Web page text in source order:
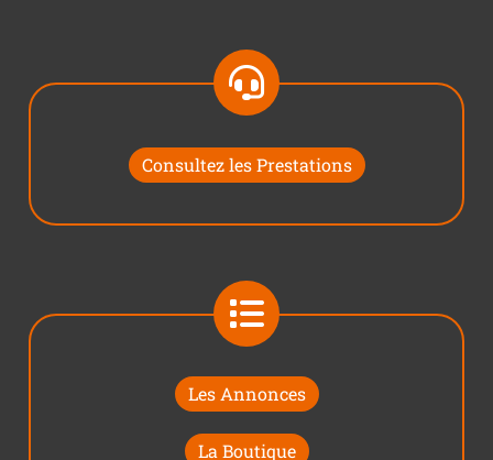
Consultez les Prestations
Les Annonces
La Boutique